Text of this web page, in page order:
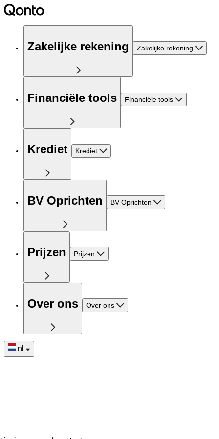
Zakelijke rekening Zakelijke rekening
Financiële tools Financiële tools
Krediet Krediet
BV Oprichten BV Oprichten
Prijzen Prijzen
Over ons Over ons
nl